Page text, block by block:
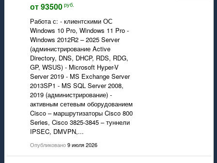
от 93500руб.
Работа с: - клиентскими ОС
Windows 10 Pro, Windows 11 Pro -
Windows 2012R2 – 2025 Server
(администрирование Active
Directory, DNS, DHCP, RDS, RDG,
GP, WSUS) - Microsoft Hyper-V
Server 2019 - MS Exchange Server
2013SP1 - MS SQL Server 2008,
2019 (администрирование) -
активным сетевым оборудованием
Cisco – маршрутизаторы Cisco 800
Series, Cisco 3825-3845 – туннели
IPSEC, DMVPN,...
Опубликовано9 июля 2026